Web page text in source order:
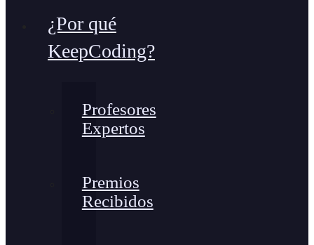
¿Por qué
KeepCoding?
Profesores
Expertos
Premios
Recibidos